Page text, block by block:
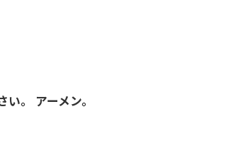
。 アーメン。